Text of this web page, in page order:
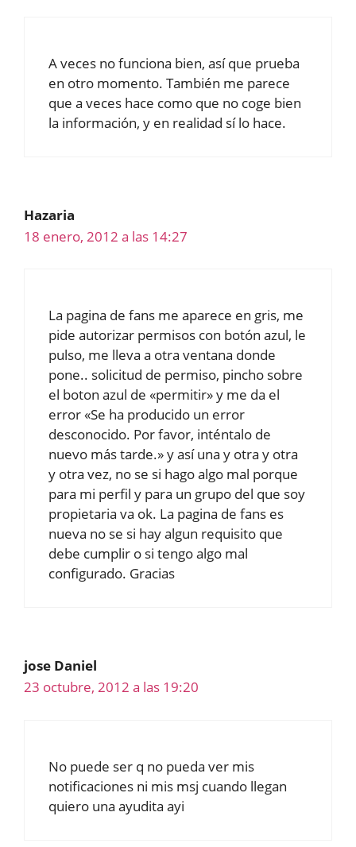
A veces no funciona bien, así que prueba
en otro momento. También me parece
que a veces hace como que no coge bien
la información, y en realidad sí lo hace.
Hazaria
18 enero, 2012 a las 14:27
La pagina de fans me aparece en gris, me
pide autorizar permisos con botón azul, le
pulso, me lleva a otra ventana donde
pone.. solicitud de permiso, pincho sobre
el boton azul de «permitir» y me da el
error «Se ha producido un error
desconocido. Por favor, inténtalo de
nuevo más tarde.» y así una y otra y otra
y otra vez, no se si hago algo mal porque
para mi perfil y para un grupo del que soy
propietaria va ok. La pagina de fans es
nueva no se si hay algun requisito que
debe cumplir o si tengo algo mal
configurado. Gracias
jose Daniel
23 octubre, 2012 a las 19:20
No puede ser q no pueda ver mis
notificaciones ni mis msj cuando llegan
quiero una ayudita ayi